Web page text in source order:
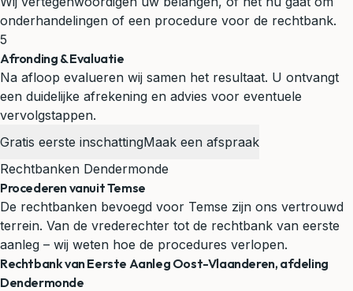
onderhandelingen of een procedure voor de rechtbank.
5
Afronding & Evaluatie
Na afloop evalueren wij samen het resultaat. U ontvangt
een duidelijke afrekening en advies voor eventuele
vervolgstappen.
Gratis eerste inschattingMaak een afspraak
Rechtbanken Dendermonde
Procederen vanuit Temse
De rechtbanken bevoegd voor Temse zijn ons vertrouwd
terrein. Van de vrederechter tot de rechtbank van eerste
aanleg – wij weten hoe de procedures verlopen.
Rechtbank van Eerste Aanleg Oost-Vlaanderen, afdeling
Dendermonde